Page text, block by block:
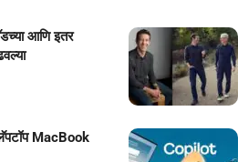
आणि इतर
MacBook